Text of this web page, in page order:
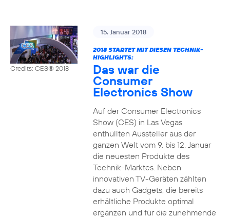
Credits: CES® 2018
15. Januar 2018
2018 STARTET MIT DIESEN TECHNIK-
HIGHLIGHTS:
Das war die
Consumer
Electronics Show
Auf der Consumer Electronics
Show (CES) in Las Vegas
enthüllten Aussteller aus der
ganzen Welt vom 9. bis 12. Januar
die neuesten Produkte des
Technik-Marktes. Neben
innovativen TV-Geräten zählten
dazu auch Gadgets, die bereits
erhältliche Produkte optimal
ergänzen und für die zunehmende